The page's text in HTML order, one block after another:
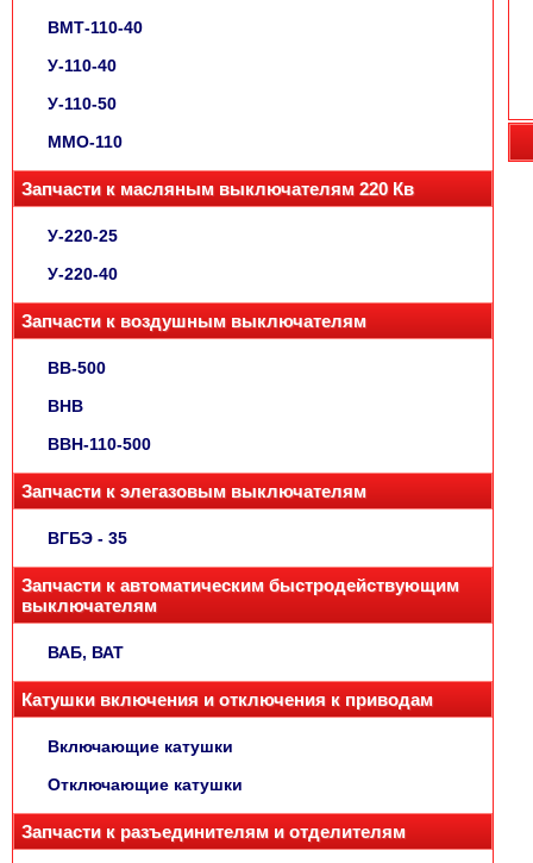
ВМТ-110-40
У-110-40
У-110-50
ММО-110
Запчасти к масляным выключателям 220 Кв
У-220-25
У-220-40
Запчасти к воздушным выключателям
ВВ-500
ВНВ
ВВН-110-500
Запчасти к элегазовым выключателям
ВГБЭ - 35
Запчасти к автоматическим быстродействующим
выключателям
ВАБ, ВАТ
Катушки включения и отключения к приводам
Включающие катушки
Отключающие катушки
Запчасти к разъединителям и отделителям